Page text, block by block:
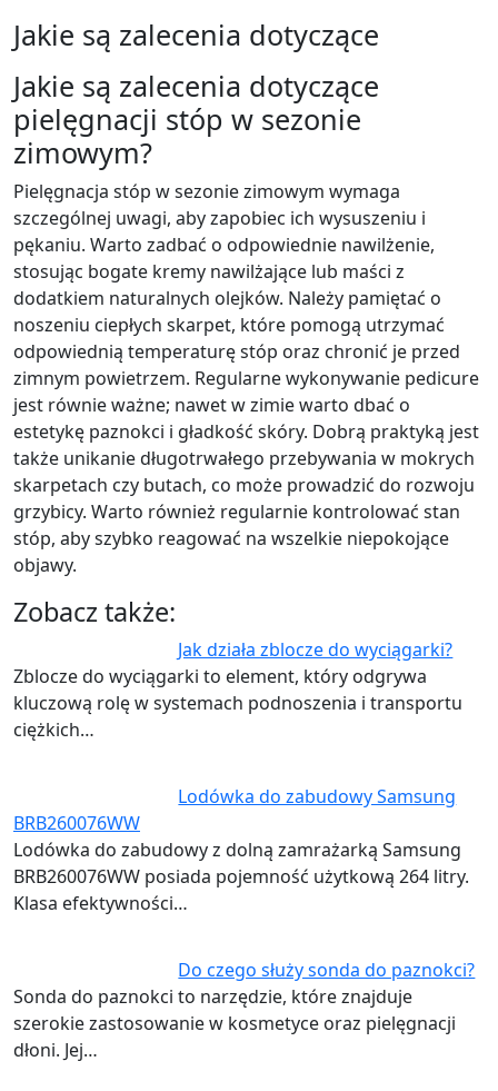
Jakie są zalecenia dotyczące
Jakie są zalecenia dotyczące
pielęgnacji stóp w sezonie
zimowym?
Pielęgnacja stóp w sezonie zimowym wymaga
szczególnej uwagi, aby zapobiec ich wysuszeniu i
pękaniu. Warto zadbać o odpowiednie nawilżenie,
stosując bogate kremy nawilżające lub maści z
dodatkiem naturalnych olejków. Należy pamiętać o
noszeniu ciepłych skarpet, które pomogą utrzymać
odpowiednią temperaturę stóp oraz chronić je przed
zimnym powietrzem. Regularne wykonywanie pedicure
jest równie ważne; nawet w zimie warto dbać o
estetykę paznokci i gładkość skóry. Dobrą praktyką jest
także unikanie długotrwałego przebywania w mokrych
skarpetach czy butach, co może prowadzić do rozwoju
grzybicy. Warto również regularnie kontrolować stan
stóp, aby szybko reagować na wszelkie niepokojące
objawy.
Zobacz także:
Jak działa zblocze do wyciągarki?
Zblocze do wyciągarki to element, który odgrywa
kluczową rolę w systemach podnoszenia i transportu
ciężkich…
Lodówka do zabudowy Samsung
BRB260076WW
Lodówka do zabudowy z dolną zamrażarką Samsung
BRB260076WW posiada pojemność użytkową 264 litry.
Klasa efektywności…
Do czego służy sonda do paznokci?
Sonda do paznokci to narzędzie, które znajduje
szerokie zastosowanie w kosmetyce oraz pielęgnacji
dłoni. Jej…